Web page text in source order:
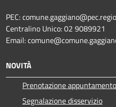
PEC:
Centralino Unico: 02 9089921
Email:
NOVITÀ
Prenotazione appuntamento
Segnalazione disservizio